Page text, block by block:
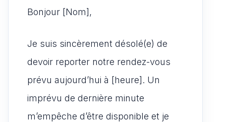
Bonjour [Nom],
Je suis sincèrement désolé(e) de
devoir reporter notre rendez-vous
prévu aujourd’hui à [heure]. Un
imprévu de dernière minute
m’empêche d’être disponible et je